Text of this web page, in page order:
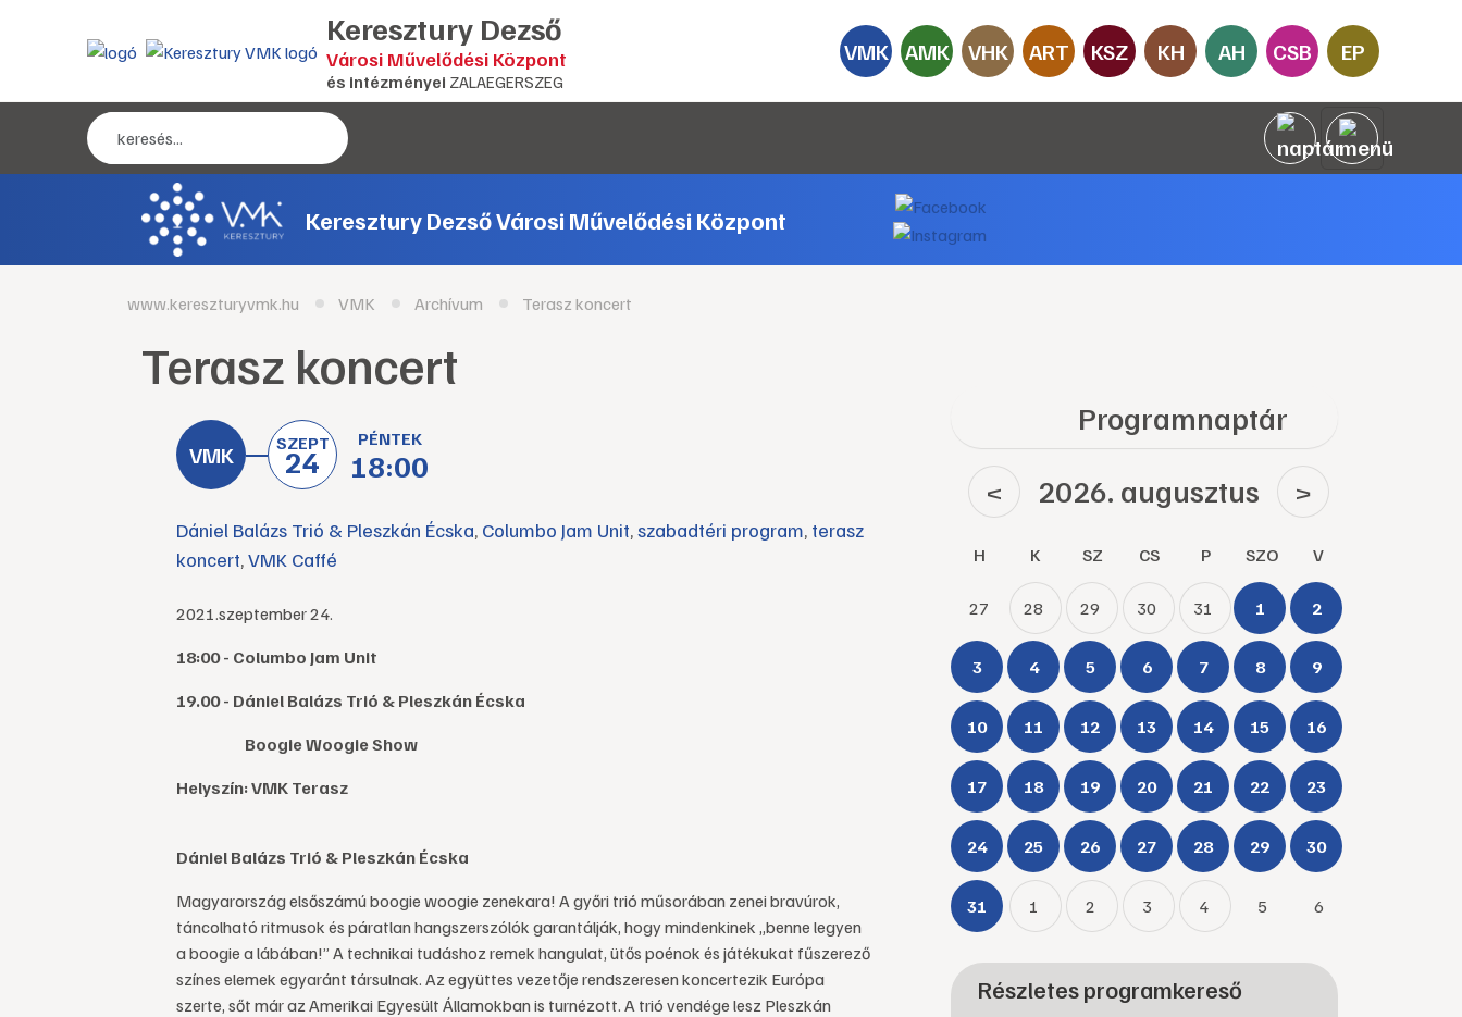
Keresztury Dezső
Városi Művelődési Központ
és intézményei ZALAEGERSZEG
VMK AMK VHK ART KSZ KH AH CSB EP
Keresztury Dezső Városi Művelődési Központ
www.kereszturyvmk.hu VMK Archívum Terasz koncert
Terasz koncert
SZEPT
24
PÉNTEK
18:00
Dániel Balázs Trió & Pleszkán Écska, Columbo Jam Unit,szabadtéri program, terasz
koncert,VMK Caffé
2021.szeptember 24.
18:00 - Columbo Jam Unit
19.00 - Dániel Balázs Trió & Pleszkán Écska
Boogie Woogie Show
Helyszín: VMK Terasz
Dániel Balázs Trió & Pleszkán Écska
Magyarország elsőszámú boogie woogie zenekara! A győri trió műsorában zenei bravúrok,
táncolható ritmusok és páratlan hangszerszólók garantálják, hogy mindenkinek „benne legyen
a boogie a lábában!” A technikai tudáshoz remek hangulat, ütős poénok és játékukat fűszerező
színes elemek egyaránt társulnak. Az együttes vezetője rendszeresen koncertezik Európa
szerte, sőt már az Amerikai Egyesült Államokban is turnézott. A trió vendége lesz Pleszkán
Programnaptár
< 2026. augusztus >
H K SZ CS P SZO V
27 28 29 30 31 1 2
3 4 5 6 7 8 9
10 11 12 13 14 15 16
17 18 19 20 21 22 23
24 25 26 27 28 29 30
31 1 2 3 4 5 6
Részletes programkereső